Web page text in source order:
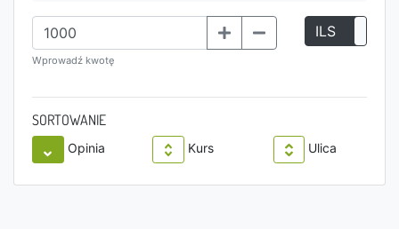
Wprowadź kwotę
ILS
SORTOWANIE
Opinia Kurs Ulica